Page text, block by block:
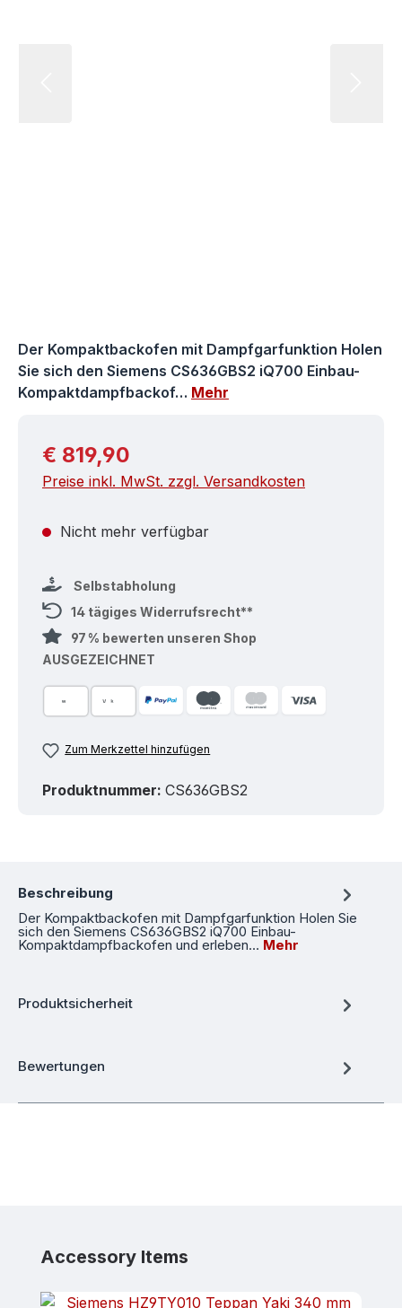
Der Kompaktbackofen mit Dampfgarfunktion Holen
Sie sich den Siemens CS636GBS2 iQ700 Einbau-
Kompaktdampfbackof… Mehr
Regulärer Preis:
€ 819,90
Preise inkl. MwSt. zzgl. Versandkosten
Nicht mehr verfügbar
Selbstabholung
14 tägiges Widerrufsrecht**
97 % bewerten unseren Shop
AUSGEZEICHNET
Zum Merkzettel hinzufügen
Produktnummer: CS636GBS2
Beschreibung
Der Kompaktbackofen mit Dampfgarfunktion Holen Sie
sich den Siemens CS636GBS2 iQ700 Einbau-
Kompaktdampfbackofen und erleben… Mehr
Produktsicherheit
Bewertungen
Produktgalerie überspringen
Accessory Items